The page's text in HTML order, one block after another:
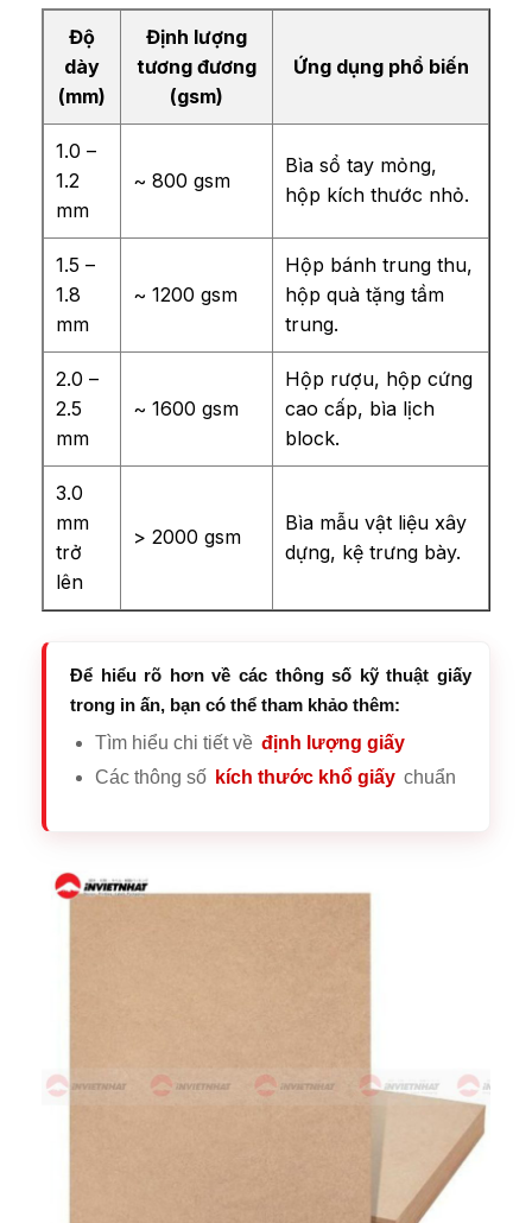
Độ
dày
(mm)
Định lượng
tương đương
(gsm)
Ứng dụng phổ biến
1.0 –
1.2
mm
~ 800 gsm
Bìa sổ tay mỏng,
hộp kích thước nhỏ.
1.5 –
1.8
mm
~ 1200 gsm
Hộp bánh trung thu,
hộp quà tặng tầm
trung.
2.0 –
2.5
mm
~ 1600 gsm
Hộp rượu, hộp cứng
cao cấp, bìa lịch
block.
3.0
mm
trở
lên
> 2000 gsm
Bìa mẫu vật liệu xây
dựng, kệ trưng bày.
Để hiểu rõ hơn về các thông số kỹ thuật giấy
trong in ấn, bạn có thể tham khảo thêm:
Tìm hiểu chi tiết về định lượng giấy
Các thông số kích thước khổ giấy chuẩn